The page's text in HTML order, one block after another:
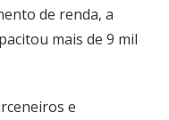
de renda, a
mais de 9 mil
e